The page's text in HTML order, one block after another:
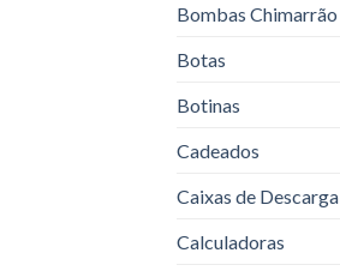
Bombas Chimarrão
Botas
Botinas
Cadeados
Caixas de Descarga
Calculadoras